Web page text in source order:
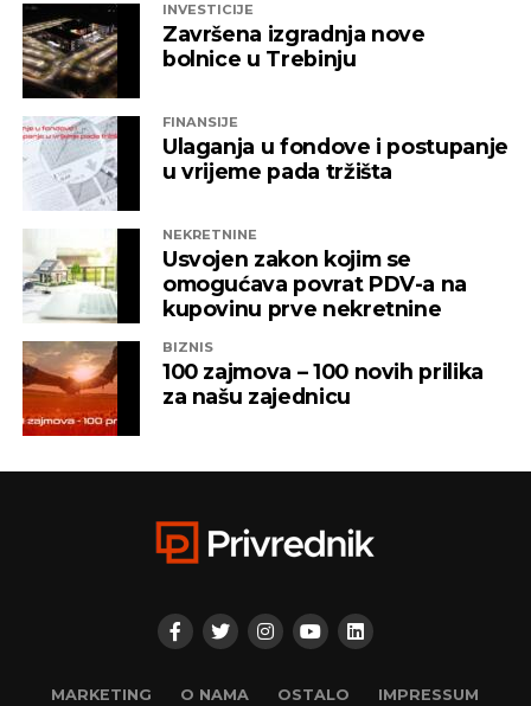
INVESTICIJE
Završena izgradnja nove
bolnice u Trebinju
FINANSIJE
Ulaganja u fondove i postupanje
u vrijeme pada tržišta
NEKRETNINE
Usvojen zakon kojim se
omogućava povrat PDV-a na
kupovinu prve nekretnine
BIZNIS
100 zajmova – 100 novih prilika
za našu zajednicu
MARKETING O NAMA OSTALO IMPRESSUM